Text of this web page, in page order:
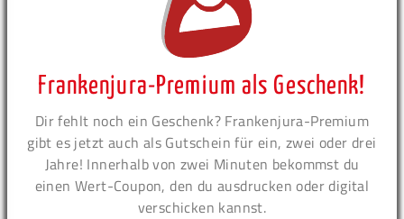
Frankenjura-Premium als Geschenk!
Dir fehlt noch ein Geschenk? Frankenjura-Premium
gibt es jetzt auch als Gutschein für ein, zwei oder drei
Jahre! Innerhalb von zwei Minuten bekommst du
einen Wert-Coupon, den du ausdrucken oder digital
verschicken kannst.